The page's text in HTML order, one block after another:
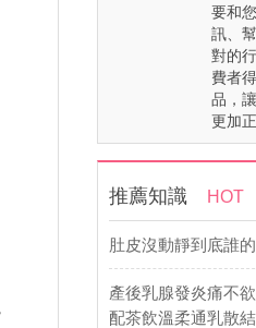
要和
訊、
對的
費者
品，
更加
推薦知識 HOT
肚皮沒動靜到底誰
產後乳腺發炎痛不
配茶飲溫柔通乳散結